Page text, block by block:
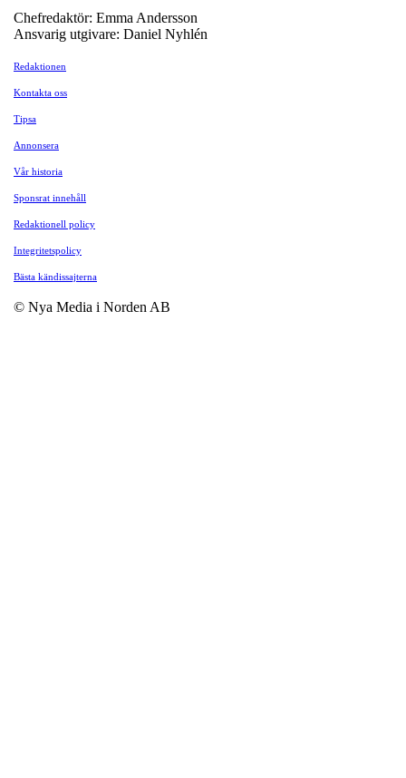
Chefredaktör: Emma Andersson
Ansvarig utgivare: Daniel Nyhlén
Redaktionen
Kontakta oss
Tipsa
Annonsera
Vår historia
Sponsrat innehåll
Redaktionell policy
Integritetspolicy
Bästa kändissajterna
© Nya Media i Norden AB